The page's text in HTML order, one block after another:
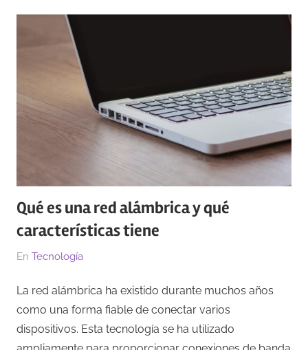
Qué es una red alámbrica y qué
características tiene
El
Por
En Tecnología
La red alámbrica ha existido durante muchos años
como una forma fiable de conectar varios
dispositivos. Esta tecnología se ha utilizado